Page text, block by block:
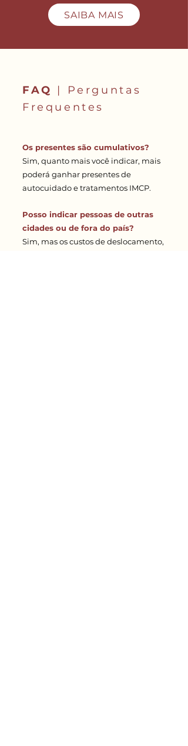
SAIBA MAIS
FAQ
| Perguntas
Frequentes
Os presentes são cumulativos?
Sim, quanto mais você indicar, mais
poderá ganhar presentes de
autocuidado e tratamentos IMCP.
Posso indicar pessoas de outras
cidades ou de fora do país?
Sim, mas os custos de deslocamento,